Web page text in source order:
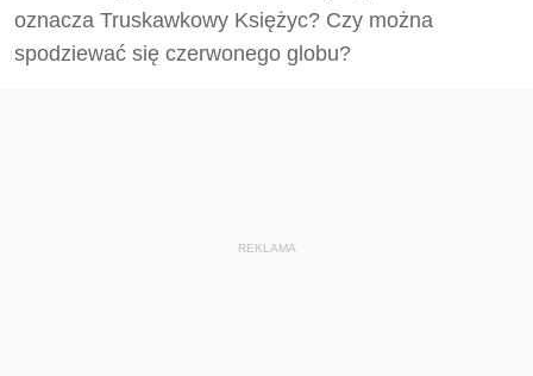
oznacza Truskawkowy Księżyc? Czy można
spodziewać się czerwonego globu?
REKLAMA